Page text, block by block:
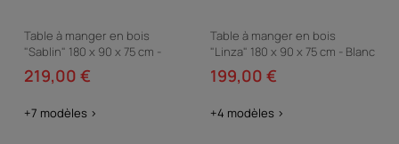
Table à manger en bois
"Sablin" 180 x 90 x 75 cm -
Chêne saphir
219,00 €
+7 modèles >
Table à manger en bois
"Linza" 180 x 90 x 75 cm - Blanc
de bois
199,00 €
+4 modèles >